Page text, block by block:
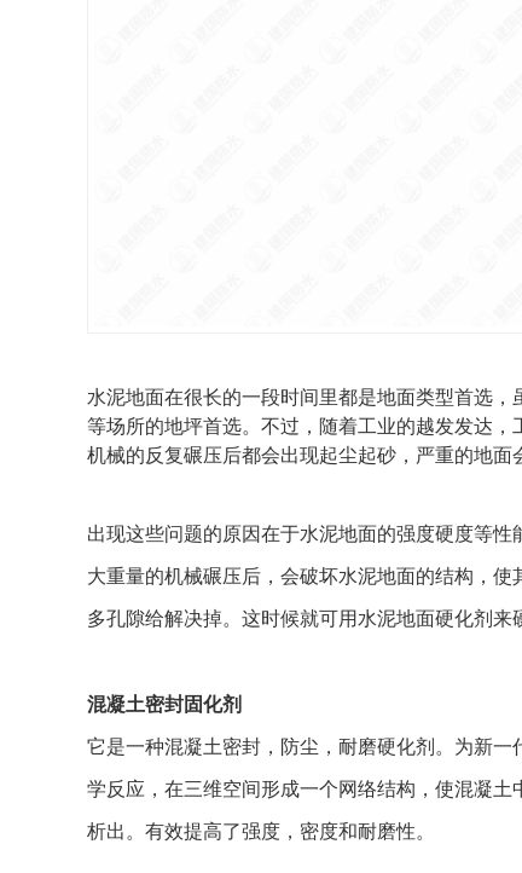
水泥地面在很长的一段时间里都是地面类型首选
等场所的地坪首选。不过，随着工业的越发发达
机械的反复碾压后都会出现起尘起砂，严重的地面
出现这些问题的原因在于水泥地面的强度硬度等
大重量的机械碾压后，会破坏水泥地面的结构，使
多孔隙给解决掉。这时候就可用水泥地面硬化剂来
混凝土密封固化剂
它是一种混凝土密封，防尘，耐磨硬化剂。为新
学反应，在三维空间形成一个网络结构，使混凝土
析出。有效提高了强度，密度和耐磨性。